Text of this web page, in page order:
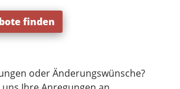
finden
oder Änderungswünsche?